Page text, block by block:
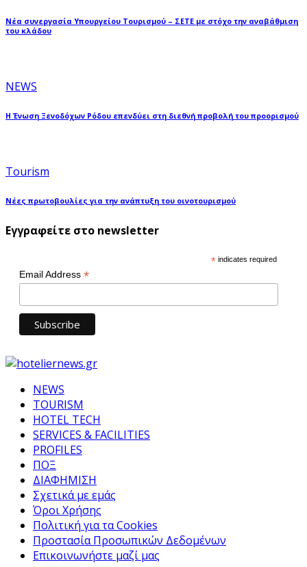
Νέα συνεργασία Υπουργείου Τουρισμού – ΣΕΤΕ με στόχο την αναβάθμιση
του κλάδου
NEWS
Η Ένωση Ξενοδόχων Ρόδου επενδύει στη διεθνή προβολή του προορισμού
Tourism
Νέες πρωτοβουλίες για την ανάπτυξη του οινοτουρισμού
Εγγραφείτε στο newsletter
* indicates required
Email Address *
NEWS
TOURISM
HOTEL TECH
SERVICES & FACILITIES
PROFILES
ΠΟΞ
ΔΙΑΦΗΜΙΣΗ
Σχετικά με εμάς
Όροι Χρήσης
Πολιτική για τα Cookies
Προστασία Προσωπικών Δεδομένων
Επικοινωνήστε μαζί μας